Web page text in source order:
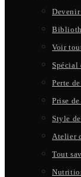
Devenir
Voir
Spécial
Perte
Prise de
Style
Atelier
Tout